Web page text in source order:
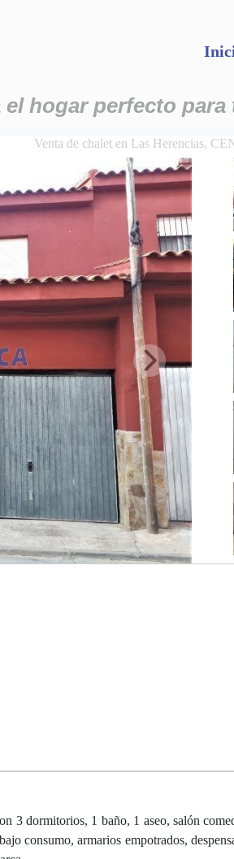
el hogar perfecto
Venta de chalet en Las Herencias,
3 dormitorios, 1 baño, 1 aseo, salón
consumo, armarios empotrados,